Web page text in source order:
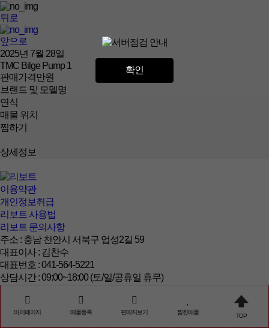
확인
뒤로
앞으로
2025년 7월 28일
TMC Bilge Pump 1
판매가격만원
브랜드 및 모델명
연식
매물 위치
찜하기
상세정보
마이페이지 매물등록 판매처보기 찜한매물
TOP
이용약관
개인정보취급
리보트 사용법
리보트 문의사항
주소 : 충남 천안시 서북구 업성2길 59
대표이사 : 김찬수
대표번호 : 041-564-5221
상담시간 : 09:00~18:00 (토/일/공휴일 휴무)
통신판매업신고 : 2013-충남천안-500
© COPYRIGHT 2019 리보트 ALL RIGHTS RESERVED